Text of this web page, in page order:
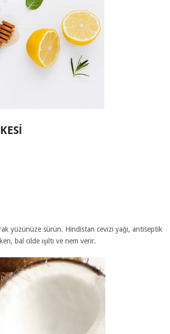
yüzünüze sürün. Hindistan cevizi yağı, antiseptik
bal cilde ışıltı ve nem verir.